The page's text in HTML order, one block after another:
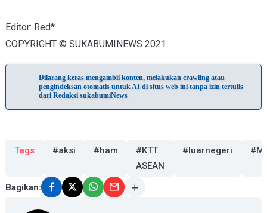
Editor: Red*
COPYRIGHT © SUKABUMINEWS 2021
Dilarang keras mengambil konten, melakukan crawling atau
pengindeksan otomatis untuk AI di situs web ini tanpa izin tertulis
dari Redaksi sukabumiNews
Tags #aksi #ham
#KTT
ASEAN
#luarnegeri
Bagikan: